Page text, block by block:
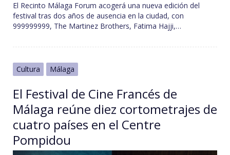
El Recinto Málaga Forum acogerá una nueva edición del
festival tras dos años de ausencia en la ciudad, con
999999999, The Martinez Brothers, Fatima Hajji,…
Cultura Málaga
El Festival de Cine Francés de
Málaga reúne diez cortometrajes de
cuatro países en el Centre
Pompidou